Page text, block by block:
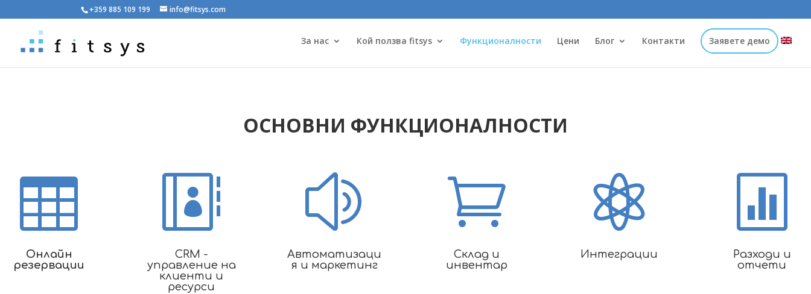
+359 885 109 199 info@fitsys.com
За нас Кой ползва fitsys Функционалности Цени Блог Контакти Заявете демо
ОСНОВНИ ФУНКЦИОНАЛНОСТИ

Онлайн
резервации

CRM -
управление на
клиенти и
ресурси
z
Автоматизаци
я и маркетинг

Склад и
инвентар

Интеграции

Разходи и
отчети